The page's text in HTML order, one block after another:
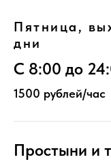
Пятница,
дни
С 8:00 до
1500 рублей/час
Простыни и